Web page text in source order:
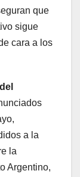
que
sigue
cara a los
a la
la
Argentino,